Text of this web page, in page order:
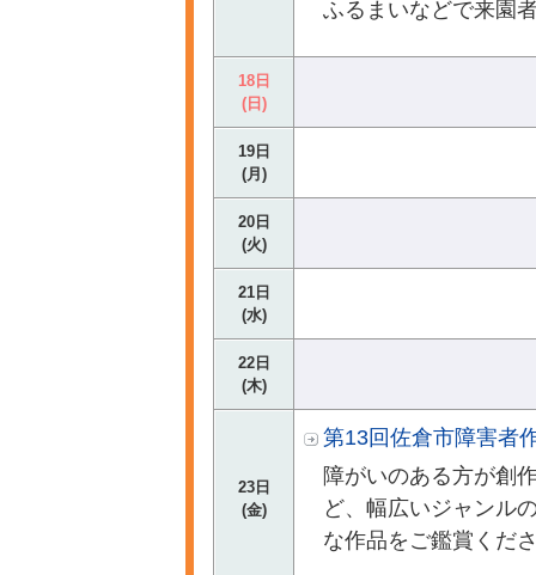
ふるまいなどで来園
18日
(日)
19日
(月)
20日
(火)
21日
(水)
22日
(木)
23日
(金)
第13回佐倉市障害者
障がいのある方が創
ど、幅広いジャンル
な作品をご鑑賞くだ